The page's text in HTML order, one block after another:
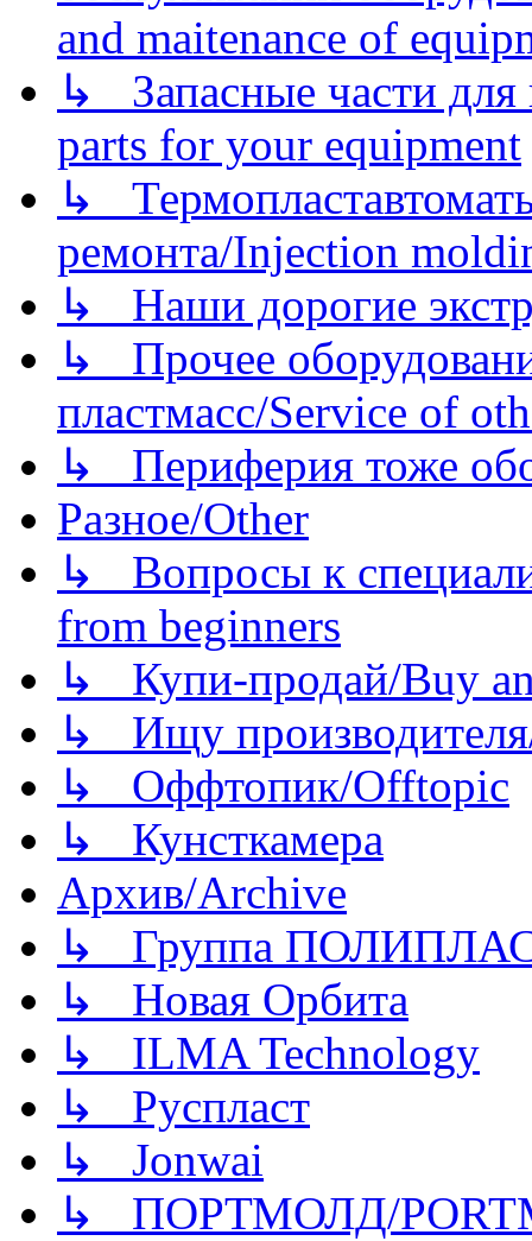
and maitenance of
↳ Запасные части для
parts for your equipment
↳
ремонта/Injection
↳ Наши дорогие
↳ Прочее
пластмасс/Service of
↳ Периферия тоже
Разное/Other
↳ Вопросы к
from beginners
↳ Купи-продай/Buy
↳ Ищу
↳ Оффтопик/Offtopic
↳ Кунсткамера
Архив/Archive
↳ Группа
↳ Новая Орбита
↳ ILMA Technology
↳ Руспласт
↳ Jonwai
↳ ПОРТМОЛД/